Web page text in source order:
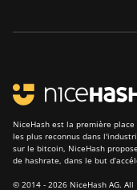
NiceHash est la première
les plus reconnus dans
sur le bitcoin, NiceHash
de hashrate, dans le but
© 2014 - 2026 NiceHash AG. All